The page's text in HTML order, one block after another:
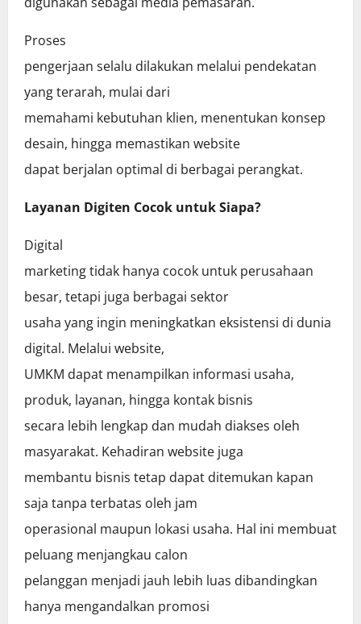
Proses
pengerjaan selalu dilakukan melalui pendekatan
yang terarah, mulai dari
memahami kebutuhan klien, menentukan konsep
desain, hingga memastikan website
dapat berjalan optimal di berbagai perangkat.
Layanan Digiten Cocok untuk Siapa?
Digital
marketing tidak hanya cocok untuk perusahaan
besar, tetapi juga berbagai sektor
usaha yang ingin meningkatkan eksistensi di dunia
digital. Melalui website,
UMKM dapat menampilkan informasi usaha,
produk, layanan, hingga kontak bisnis
secara lebih lengkap dan mudah diakses oleh
masyarakat. Kehadiran website juga
membantu bisnis tetap dapat ditemukan kapan
saja tanpa terbatas oleh jam
operasional maupun lokasi usaha. Hal ini membuat
peluang menjangkau calon
pelanggan menjadi jauh lebih luas dibandingkan
hanya mengandalkan promosi